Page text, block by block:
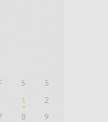
S
S
1
2
8
9